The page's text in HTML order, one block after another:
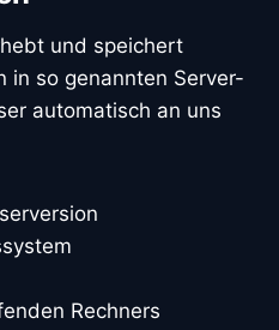
und speichert
in so genannten Server-
automatisch an uns
Rechners